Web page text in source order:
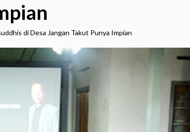
di Desa Jangan Takut Punya Impian